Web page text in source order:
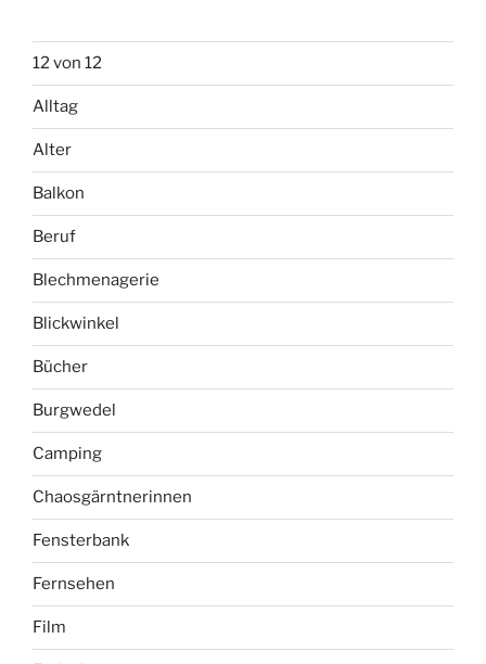
12 von 12
Alltag
Alter
Balkon
Beruf
Blechmenagerie
Blickwinkel
Bücher
Burgwedel
Camping
Chaosgärntnerinnen
Fensterbank
Fernsehen
Film